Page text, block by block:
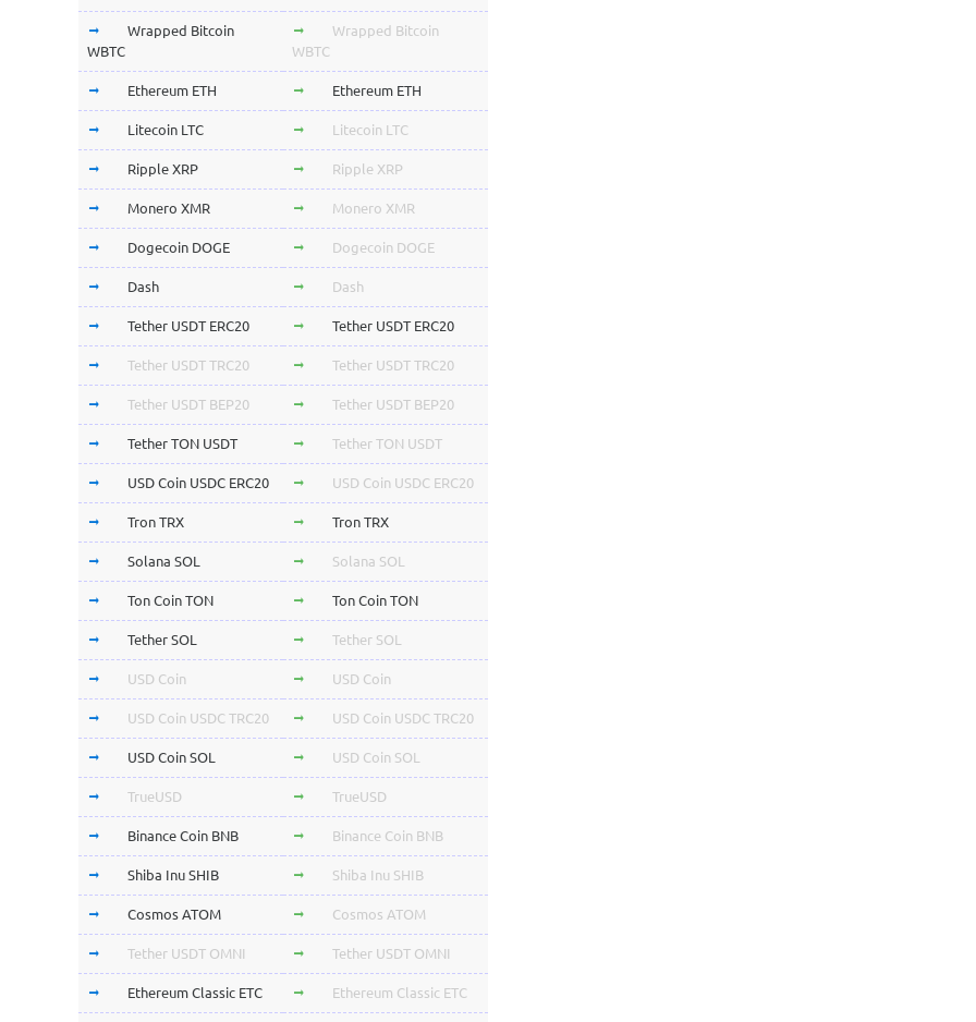
Wrapped Bitcoin
WBTC
Wrapped Bitcoin
WBTC
Ethereum ETH Ethereum ETH
Litecoin LTC Litecoin LTC
Ripple XRP Ripple XRP
Monero XMR Monero XMR
Dogecoin DOGE Dogecoin DOGE
Dash Dash
Tether USDT ERC20 Tether USDT ERC20
Tether USDT TRC20 Tether USDT TRC20
Tether USDT BEP20 Tether USDT BEP20
Tether TON USDT Tether TON USDT
USD Coin USDC ERC20 USD Coin USDC ERC20
Tron TRX Tron TRX
Solana SOL Solana SOL
Ton Coin TON Ton Coin TON
Tether SOL Tether SOL
USD Coin USD Coin
USD Coin USDC TRC20 USD Coin USDC TRC20
USD Coin SOL USD Coin SOL
TrueUSD TrueUSD
Binance Coin BNB Binance Coin BNB
Shiba Inu SHIB Shiba Inu SHIB
Cosmos ATOM Cosmos ATOM
Tether USDT OMNI Tether USDT OMNI
Ethereum Classic ETC Ethereum Classic ETC